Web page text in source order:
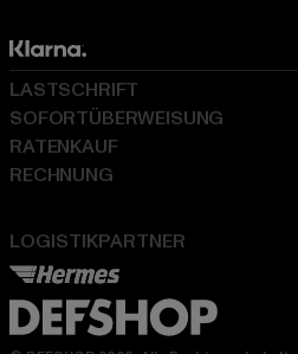
LOGISTIKPARTNER
LASTSCHRIFT
SOFORTÜBERWEISUNG
RATENKAUF
RECHNUNG